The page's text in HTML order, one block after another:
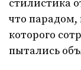
стилистика
что парадом,
которого
пытались